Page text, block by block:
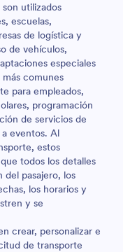
utilizados
escuelas,
de logística y
de vehículos,
especiales
comunes
para empleados,
programación
de servicios de
eventos. Al
estos
todos los detalles
del pasajero, los
los horarios y
y se
crear, personalizar e
de transporte